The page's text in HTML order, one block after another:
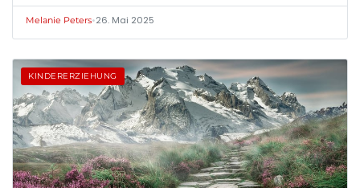
Melanie Peters•26. Mai 2025
KINDERERZIEHUNG